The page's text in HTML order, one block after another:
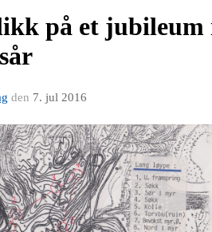
på et jubileum
den 7. jul 2016